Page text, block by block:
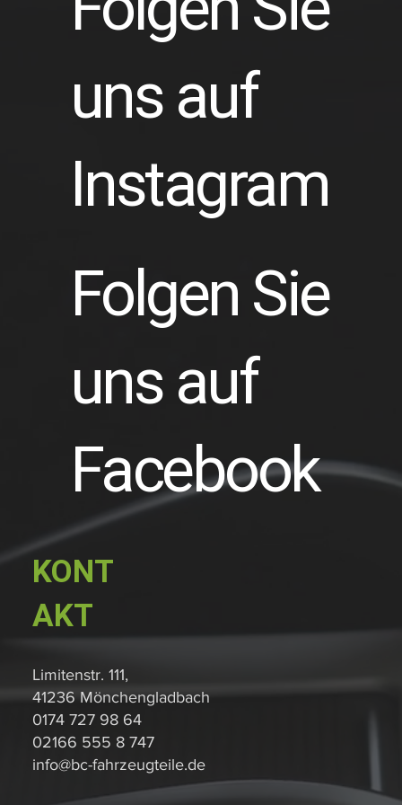
uns auf
Instagram
Folgen Sie
uns auf
Facebook
KONT
AKT
Limitenstr. 111,
41236 Mönchengladbach
0174 727 98 64
02166 555 8 747
info@bc-fahrzeugteile.de